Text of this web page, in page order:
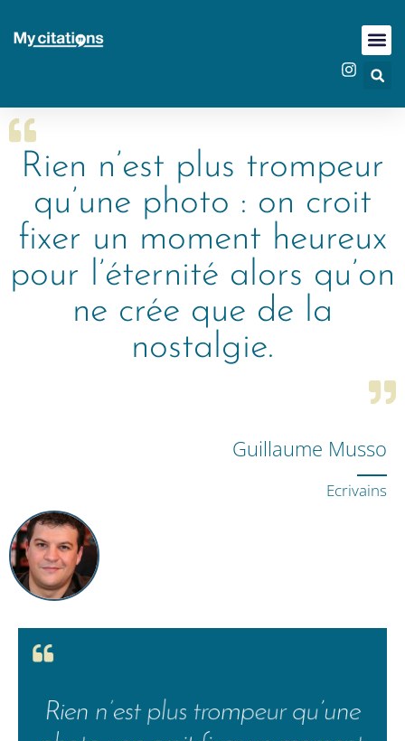
Rien n’est plus trompeur
qu’une photo : on croit
fixer un moment heureux
pour l’éternité alors qu’on
ne crée que de la
nostalgie.
Guillaume Musso
Ecrivains